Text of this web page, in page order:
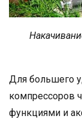
Для большего
компрессоров
функциями и